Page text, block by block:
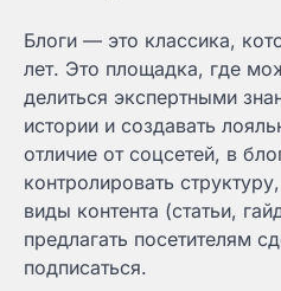
Блоги — это классика,
лет. Это площадка, где
делиться экспертными
истории и создавать
отличие от соцсетей, в
контролировать
виды контента (статьи,
предлагать посетителям
подписаться.